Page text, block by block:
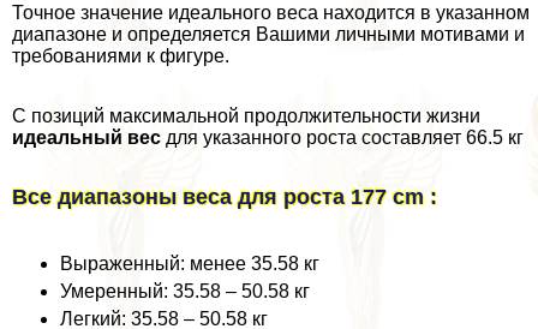
Точное значение идеального веса находится в указанном
диапазоне и определяется Вашими личными мотивами и
требованиями к фигуре.
С позиций максимальной продолжительности жизни
идеальный вес для указанного роста составляет 66.5 кг
Все диапазоны веса для роста 177 cm :
Выраженный: менее 35.58 кг
Умеренный: 35.58 – 50.58 кг
Легкий: 35.58 – 50.58 кг